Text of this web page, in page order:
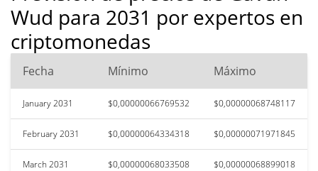
Wud para 2031 por expertos en
criptomonedas
Fecha Mínimo Máximo
January 2031 $0,00000066769532 $0,00000068748117
February 2031 $0,00000064334318 $0,00000071971845
March 2031 $0,00000068033508 $0,00000068899018